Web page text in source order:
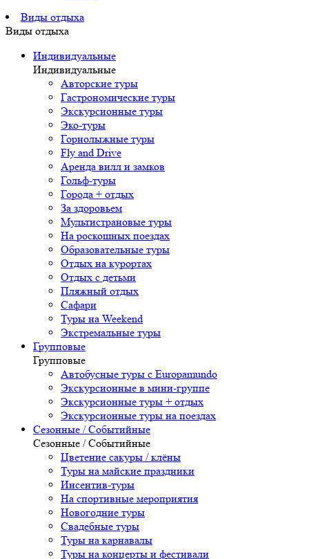
Виды отдыха
Виды отдыха
Индивидуальные
Индивидуальные
Авторские туры
Гастрономические туры
Экскурсионные туры
Эко-туры
Горнолыжные туры
Fly and Drive
Аренда вилл и замков
Гольф-туры
Города + отдых
За здоровьем
Мультистрановые туры
На роскошных поездах
Образовательные туры
Отдых на курортах
Отдых с детьми
Пляжный отдых
Сафари
Туры на Weekend
Экстремальные туры
Групповые
Групповые
Автобусные туры с Europamundo
Экскурсионные в мини-группе
Экскурсионные туры + отдых
Экскурсионные туры на поездах
Сезонные / Событийные
Сезонные / Событийные
Цветение сакуры / клёны
Туры на майские праздники
Инсентив-туры
На спортивные мероприятия
Новогодние туры
Свадебные туры
Туры на карнавалы
Туры на концерты и фестивали